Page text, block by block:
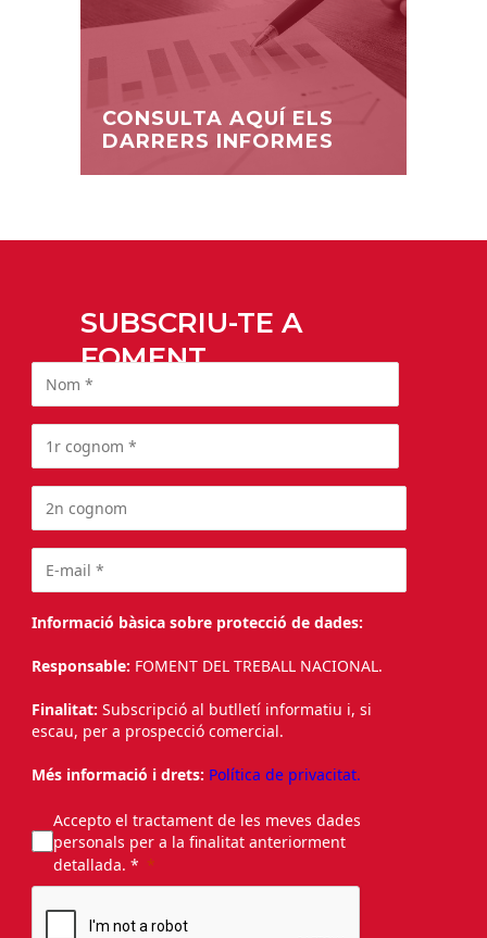
CONSULTA AQUÍ ELS
DARRERS INFORMES
SUBSCRIU-TE A
FOMENT
Informació bàsica sobre protecció de dades:
Responsable: FOMENT DEL TREBALL NACIONAL.
Finalitat: Subscripció al butlletí informatiu i, si
escau, per a prospecció comercial.
Més informació i drets: Política de privacitat.
Accepto el tractament de les meves dades
personals per a la finalitat anteriorment
detallada. *